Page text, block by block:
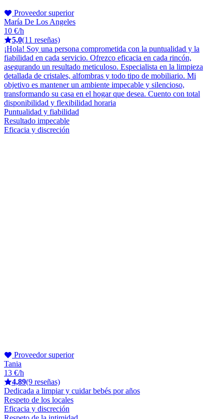
Proveedor superior
María De Los Angeles
10 €/h
5,0(11 reseñas)
¡Hola! Soy una persona comprometida con la puntualidad y la
fiabilidad en cada servicio. Ofrezco eficacia en cada rincón,
asegurando un resultado meticuloso. Especialista en la limpieza
detallada de cristales, alfombras y todo tipo de mobiliario. Mi
objetivo es mantener un ambiente impecable y silencioso,
transformando su casa en el hogar que desea. Cuento con total
disponibilidad y flexibilidad horaria
Puntualidad y fiabilidad
Resultado impecable
Eficacia y discreción
Proveedor superior
Tania
13 €/h
4,89(9 reseñas)
Dedicada a limpiar y cuidar bebés por años
Respeto de los locales
Eficacia y discreción